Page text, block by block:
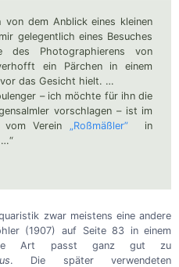
von dem Anblick eines kleinen
gelegentlich eines Besuches
des Photographierens von
ein Pärchen in einem
das Gesicht hielt. …
–ich möchte für ihn die
vorschlagen –ist im
vom Verein „Roßmäßler”
in
…“
zwar meistens eine andere
(1907) auf Seite 83 in einem
Art passt ganz gut zu
. Die später verwendeten